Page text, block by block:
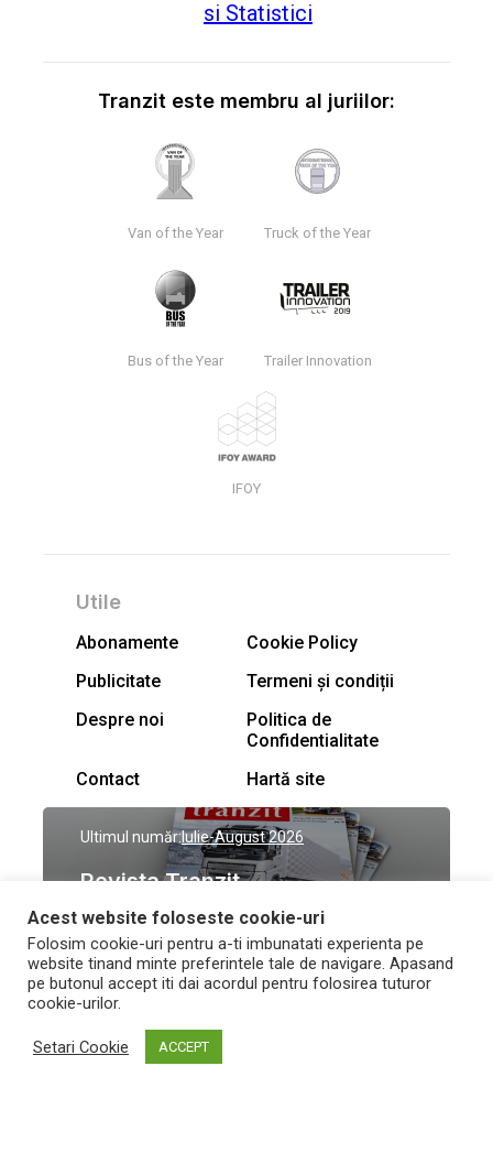
Tranzit este membru al juriilor:
Van of the Year Truck of the Year
Bus of the Year Trailer Innovation
IFOY
Utile
Abonamente
Cookie Policy
Publicitate
Termeni și condiții
Despre noi
Politica de
Confidentialitate
Contact
Hartă site
Ultimul număr:Iulie-August 2026
Revista Tranzit
Rămâi la curent cu ultimele ediții ale
revistei Tranzit
Abonează-te
© Toate drepturile
rezervate Trafic Media
Acest website foloseste cookie-uri
Folosim cookie-uri pentru a-ti imbunatati experienta pe
website tinand minte preferintele tale de navigare. Apasand
pe butonul accept iti dai acordul pentru folosirea tuturor
cookie-urilor.
Setari Cookie ACCEPT